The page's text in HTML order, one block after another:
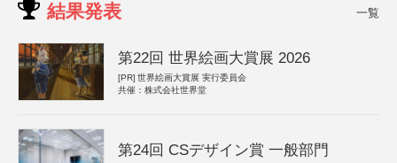
結果発表 一覧
第22回 世界絵画大賞展 2026
[PR] 世界絵画大賞展 実行委員会
共催：株式会社世界堂
第24回 CSデザイン賞 一般部門